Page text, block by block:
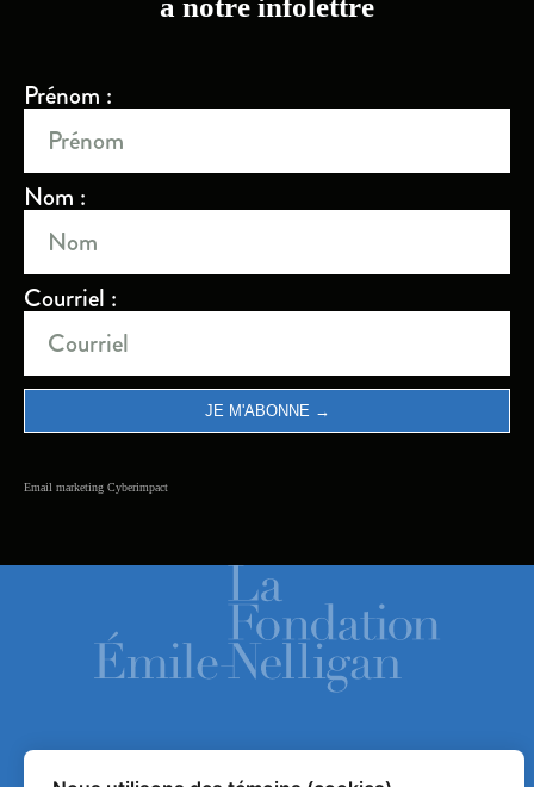
à notre infolettre
Prénom :
Nom :
Courriel :
Email marketing Cyberimpact